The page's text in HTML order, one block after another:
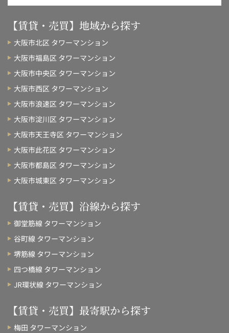
【賃貸・売買】地域から探す
大阪市北区 タワーマンション
大阪市福島区 タワーマンション
大阪市中央区 タワーマンション
大阪市西区 タワーマンション
大阪市浪速区 タワーマンション
大阪市淀川区 タワーマンション
大阪市天王寺区 タワーマンション
大阪市此花区 タワーマンション
大阪市都島区 タワーマンション
大阪市城東区 タワーマンション
【賃貸・売買】沿線から探す
御堂筋線 タワーマンション
谷町線 タワーマンション
堺筋線 タワーマンション
四つ橋線 タワーマンション
JR環状線 タワーマンション
【賃貸・売買】最寄駅から探す
梅田 タワーマンション